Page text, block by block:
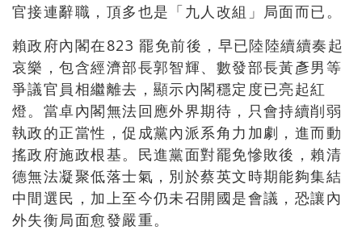
官接連辭職，頂多也是「九人改組」局面而已。
賴政府內閣在823 罷免前後，早已陸陸續續奏起
哀樂，包含經濟部長郭智輝、數發部長黃彥男等
爭議官員相繼離去，顯示內閣穩定度已亮起紅
燈。當卓內閣無法回應外界期待，只會持續削弱
執政的正當性，促成黨內派系角力加劇，進而動
搖政府施政根基。民進黨面對罷免慘敗後，賴清
德無法凝聚低落士氣，別於蔡英文時期能夠集結
中間選民，加上至今仍未召開國是會議，恐讓內
外失衡局面愈發嚴重。